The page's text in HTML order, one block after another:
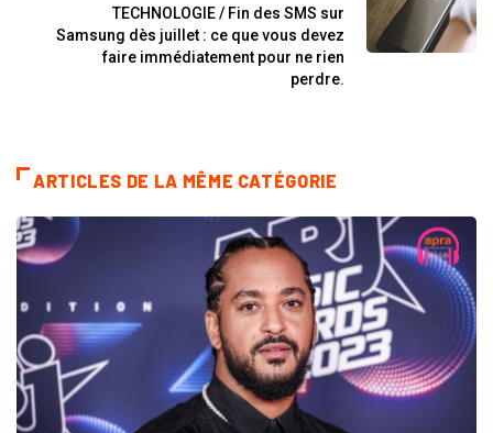
TECHNOLOGIE / Fin des SMS sur
Samsung dès juillet : ce que vous devez
faire immédiatement pour ne rien
perdre.
ARTICLES DE LA MÊME CATÉGORIE